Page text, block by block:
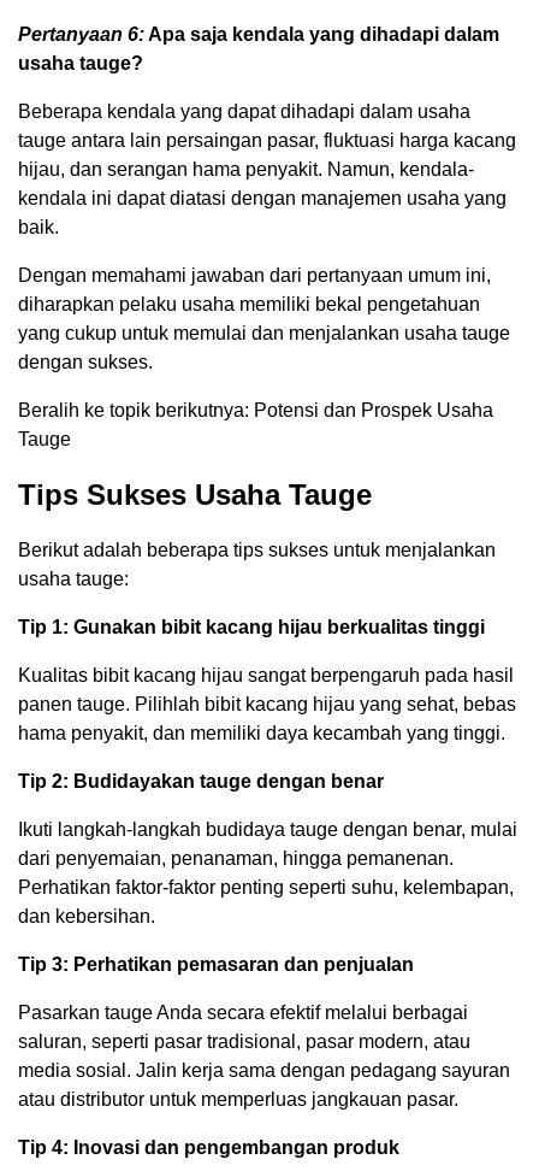
Pertanyaan 6:Apa saja kendala yang dihadapi dalam
usaha tauge?
Beberapa kendala yang dapat dihadapi dalam usaha
tauge antara lain persaingan pasar, fluktuasi harga kacang
hijau, dan serangan hama penyakit. Namun, kendala-
kendala ini dapat diatasi dengan manajemen usaha yang
baik.
Dengan memahami jawaban dari pertanyaan umum ini,
diharapkan pelaku usaha memiliki bekal pengetahuan
yang cukup untuk memulai dan menjalankan usaha tauge
dengan sukses.
Beralih ke topik berikutnya: Potensi dan Prospek Usaha
Tauge
Tips Sukses Usaha Tauge
Berikut adalah beberapa tips sukses untuk menjalankan
usaha tauge:
Tip 1: Gunakan bibit kacang hijau berkualitas tinggi
Kualitas bibit kacang hijau sangat berpengaruh pada hasil
panen tauge. Pilihlah bibit kacang hijau yang sehat, bebas
hama penyakit, dan memiliki daya kecambah yang tinggi.
Tip 2: Budidayakan tauge dengan benar
Ikuti langkah-langkah budidaya tauge dengan benar, mulai
dari penyemaian, penanaman, hingga pemanenan.
Perhatikan faktor-faktor penting seperti suhu, kelembapan,
dan kebersihan.
Tip 3: Perhatikan pemasaran dan penjualan
Pasarkan tauge Anda secara efektif melalui berbagai
saluran, seperti pasar tradisional, pasar modern, atau
media sosial. Jalin kerja sama dengan pedagang sayuran
atau distributor untuk memperluas jangkauan pasar.
Tip 4: Inovasi dan pengembangan produk